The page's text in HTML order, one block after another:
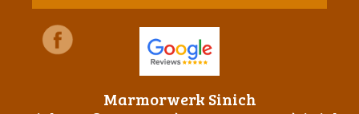
Marmorwerk Sinich